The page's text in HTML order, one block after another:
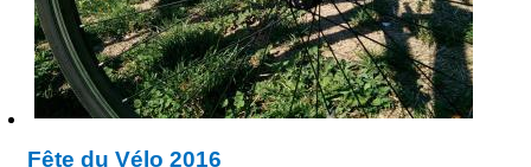
Fête du Vélo 2016